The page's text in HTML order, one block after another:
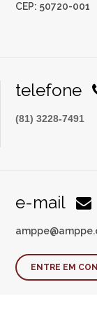
CEP: 50720-001
telefone
(81) 3228-7491
e-mail
ENTRE EM